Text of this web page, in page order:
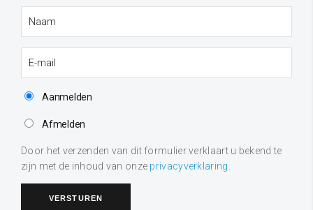
Aanmelden
Afmelden
Door het verzenden van dit formulier verklaart u bekend te
zijn met de inhoud van onze privacyverklaring